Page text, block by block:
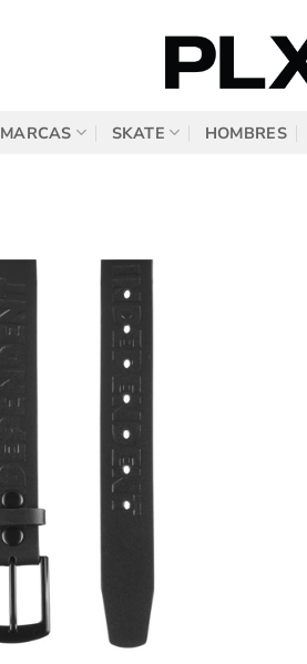
MARCAS SKATE HOMBRES